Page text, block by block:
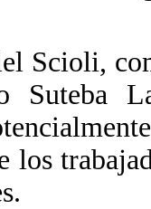
Scioli,
Suteba
los